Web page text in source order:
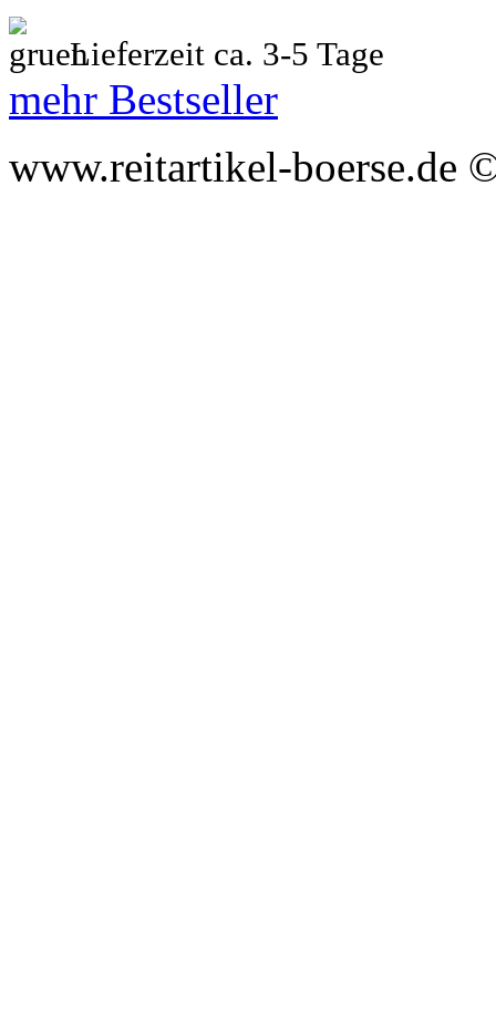
Lieferzeit ca. 3-5 Tage
mehr Bestseller
www.reitartikel-boerse.de